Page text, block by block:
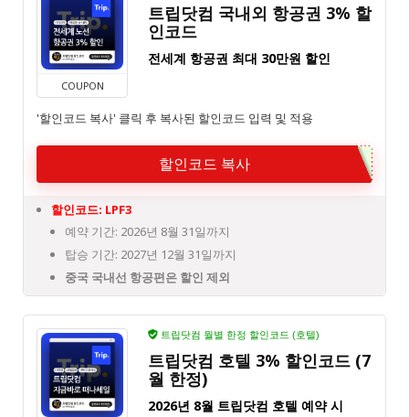
COUPON
트립닷컴 국내외 항공권 3% 할
인코드
전세계 항공권 최대 30만원 할인
'할인코드 복사' 클릭 후 복사된 할인코드 입력 및 적용
할인코드 복사
할인코드: LPF3
예약 기간: 2026년 8월 31일까지
탑승 기간: 2027년 12월 31일까지
중국 국내선 항공편은 할인 제외
트립닷컴 월별 한정 할인코드 (호텔)
트립닷컴 호텔 3% 할인코드 (7
월 한정)
2026년 8월 트립닷컴 호텔 예약 시